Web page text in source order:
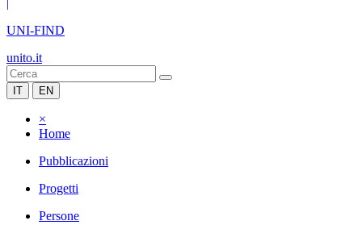
|
UNI-FIND
unito.it
IT EN
×
Home
Pubblicazioni
Progetti
Persone